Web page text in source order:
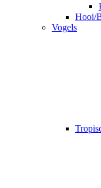
Hooi/
Vogels